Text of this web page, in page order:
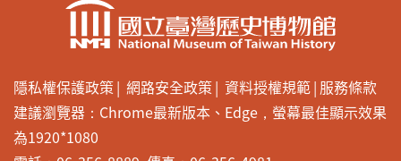
隱私權保護政策 網路安全政策 資料授權規範 服務條款
建議瀏覽器：Chrome最新版本、Edge，螢幕最佳顯示效果
為1920*1080